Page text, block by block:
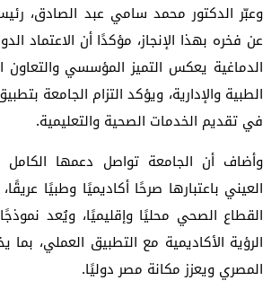
وعبّر الدكتور محمد سامي عبد الصادق،
عن فخره بهذا الإنجاز، مؤكدًا أن الاعتماد
الدماغية يعكس التميز المؤسسي والتعاون
الطبية والإدارية، ويؤكد التزام الجامعة
في تقديم الخدمات الصحية والتعليمية.
وأضاف أن الجامعة تواصل دعمها
العيني باعتبارها صرحًا أكاديميًا وطبيًا
القطاع الصحي محليًا وإقليميًا، ويُعد
الرؤية الأكاديمية مع التطبيق العملي،
المصري ويعزز مكانة مصر دوليًا.